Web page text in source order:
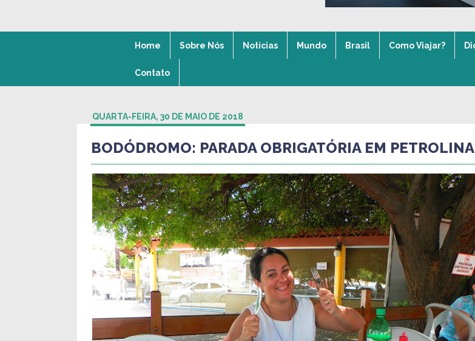
Home Sobre Nós Notícias Mundo Brasil Como Viajar?
Contato
QUARTA-FEIRA, 30 DE MAIO DE 2018
BODÓDROMO: PARADA OBRIGATÓRIA EM PETROLINA